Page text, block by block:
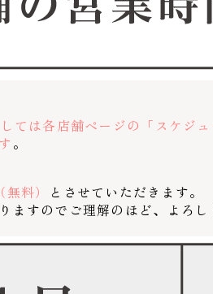
は各店舗ページの「スケジュ
。
料）
とさせていただきます。
すのでご理解のほど、よろし